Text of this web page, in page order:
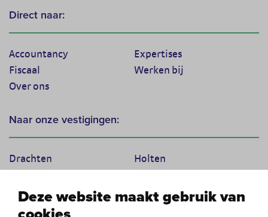
Deze website maakt gebruik van
Direct naar:
Accountancy
Expertises
Fiscaal
Werken bij
Over ons
Naar onze vestigingen:
Drachten
Holten
Texel
Tiel
Veenendaal